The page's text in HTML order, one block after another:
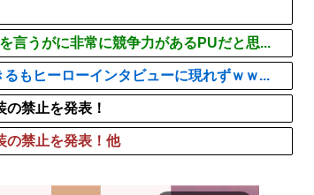
言うがに非常に競争力があるPUだと思...
もヒーローインタビューに現れずｗｗ...
禁止を発表！
の禁止を発表！他